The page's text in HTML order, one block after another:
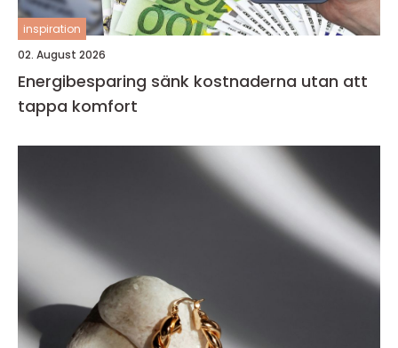
inspiration
02. August 2026
Energibesparing sänk kostnaderna utan att
tappa komfort